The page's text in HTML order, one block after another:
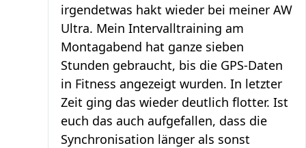
irgendetwas hakt wieder bei meiner AW
Ultra. Mein Intervalltraining am
Montagabend hat ganze sieben
Stunden gebraucht, bis die GPS-Daten
in Fitness angezeigt wurden. In letzter
Zeit ging das wieder deutlich flotter. Ist
euch das auch aufgefallen, dass die
Synchronisation länger als sonst